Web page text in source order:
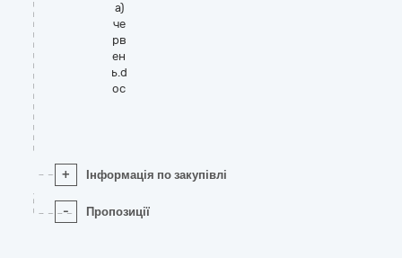
а)
че
рв
ен
ь.d
oc
+ Інформація по закупівлі
- Пропозиції